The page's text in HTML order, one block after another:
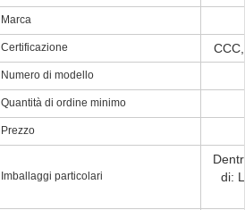
Marca
Certificazione
Numero di modello
Quantità di ordine minimo
Prezzo
Imballaggi particolari
di: